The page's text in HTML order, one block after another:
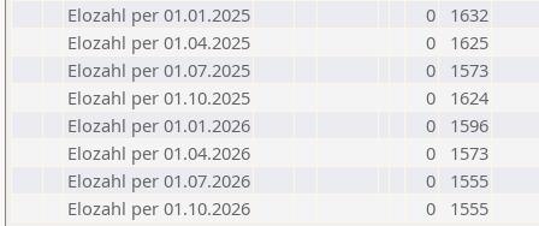
Elozahl per 01.01.2025
0
1632
Elozahl per 01.04.2025
0
1625
Elozahl per 01.07.2025
0
1573
Elozahl per 01.10.2025
0
1624
Elozahl per 01.01.2026
0
1596
Elozahl per 01.04.2026
0
1573
Elozahl per 01.07.2026
0
1555
Elozahl per 01.10.2026
0 1555